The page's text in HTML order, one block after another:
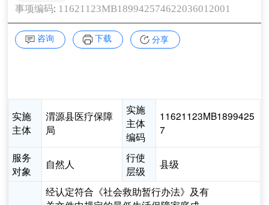
事项编码: 11621123MB189942574622036012001
咨询 下载 分享
实施
主体
渭源县医疗保障
局
实施
主体
编码
11621123MB1899425
7
服务
对象
自然人
行使
层级
县级
经认定符合《社会救助暂行办法》及有